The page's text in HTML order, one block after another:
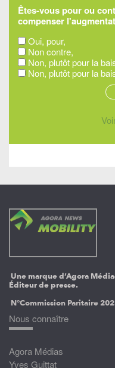
Êtes-vous pour ou
compenser
Oui, pour,
Non contre,
Non, plutôt pour la
Non, plutôt pour la
Une marque d’Agora
Éditeur de presse.
N°Commission Paritaire
Nous connaître
Agora Médias
Yves Guittat